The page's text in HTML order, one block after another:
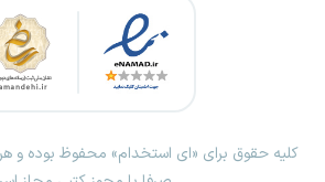
کلیه حقوق برای «ای استخدام» محفوظ بوده و